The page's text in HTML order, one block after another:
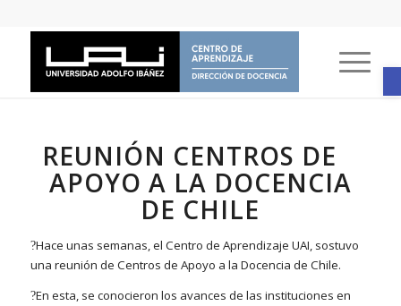
REUNIÓN CENTROS DE
APOYO A LA DOCENCIA
DE CHILE
?Hace unas semanas, el Centro de Aprendizaje UAI, sostuvo
una reunión de Centros de Apoyo a la Docencia de Chile.
?En esta, se conocieron los avances de las instituciones en